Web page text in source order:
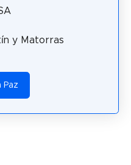
y Matorras
Paz